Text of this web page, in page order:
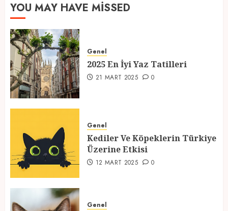
1
21 MART 2025
2
Üzerine Etkisi
12 MART 2025 0
Seçildi
YOU MAY HAVE MISSED
Genel
2025 En İyi Yaz Tatilleri
21 MART 2025 0
Genel
Kediler Ve Köpeklerin Türkiye
Üzerine Etkisi
12 MART 2025 0
Genel